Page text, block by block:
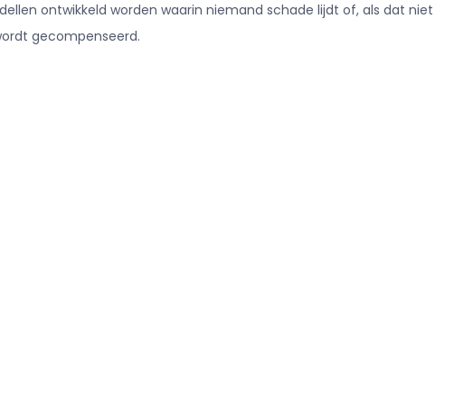
ontwikkeld worden waarin niemand schade lijdt of, als dat niet
gecompenseerd.